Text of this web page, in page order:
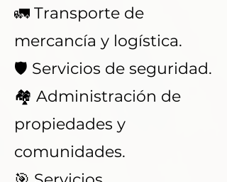
🚛 Transporte de
mercancía y logística.
🛡️ Servicios de seguridad.
🏘️ Administración de
propiedades y
comunidades.